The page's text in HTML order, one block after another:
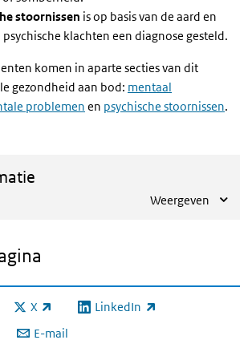
stoornissen is op basis van de aard en
psychische klachten een diagnose gesteld.
komen in aparte secties van dit
gezondheid aan bod: mentaal
problemen en psychische stoornissen.
Weergeven
X
(externe link) LinkedIn
(externe link)
E-mail